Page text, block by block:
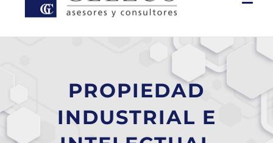
PROPIEDAD
INDUSTRIAL E